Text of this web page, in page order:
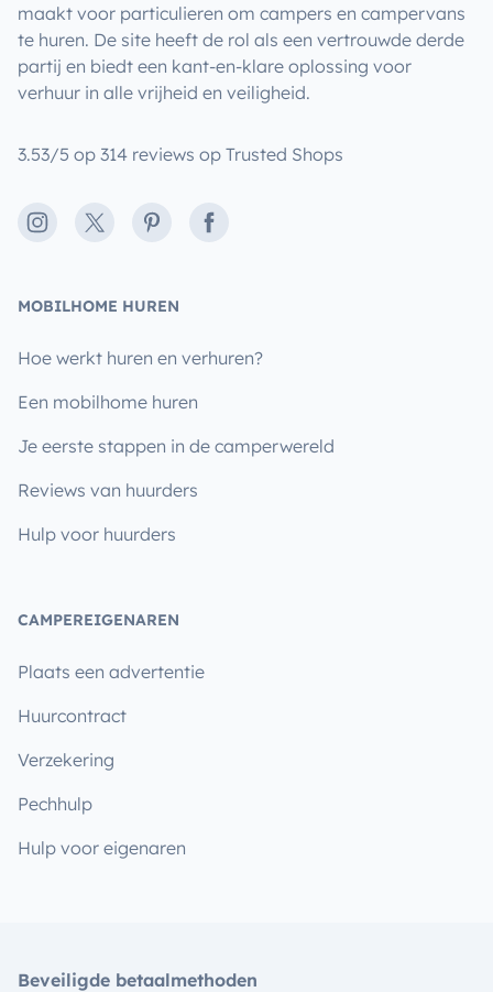
maakt voor particulieren om campers en campervans
te huren. De site heeft de rol als een vertrouwde derde
partij en biedt een kant-en-klare oplossing voor
verhuur in alle vrijheid en veiligheid.
3.53/5 op 314 reviews op Trusted Shops
Instagram
X PinterestFacebook
MOBILHOME HUREN
Hoe werkt huren en verhuren?
Een mobilhome huren
Je eerste stappen in de camperwereld
Reviews van huurders
Hulp voor huurders
CAMPEREIGENAREN
Plaats een advertentie
Huurcontract
Verzekering
Pechhulp
Hulp voor eigenaren
Beveiligde betaalmethoden